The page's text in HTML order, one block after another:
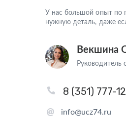
У нас большой опыт по
нужную деталь, даже
Векшина
Руководитель
info@ucz74.ru
8 (351) 777-